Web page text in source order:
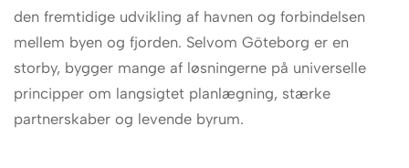
den fremtidige udvikling af havnen og forbindelsen
mellem byen og fjorden. Selvom Göteborg er en
storby, bygger mange af løsningerne på universelle
principper om langsigtet planlægning, stærke
partnerskaber og levende byrum.